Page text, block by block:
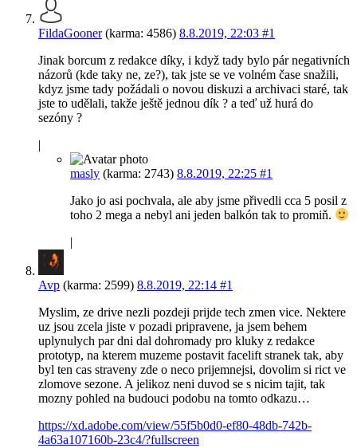
FildaGooner(karma: 4586) 8.8.2019, 22:03 #1
Jinak borcum z redakce díky, i když tady bylo pár negativních
názorů (kde taky ne, ze?), tak jste se ve volném čase snažili,
kdyz jsme tady požádali o novou diskuzi a archivaci staré, tak
jste to udělali, takže ještě jednou dík ? a teď už hurá do
sezóny ?
|
masly (karma: 2743) 8.8.2019, 22:25 #1
Jako jo asi pochvala, ale aby jsme přivedli cca 5 posil z
toho 2 mega a nebyl ani jeden balkón tak to promiň.
|
Avp (karma: 2599) 8.8.2019, 22:14 #1
Myslim, ze drive nezli pozdeji prijde tech zmen vice. Nektere
uz jsou zcela jiste v pozadi pripravene, ja jsem behem
uplynulych par dni dal dohromady pro kluky z redakce
prototyp, na kterem muzeme postavit facelift stranek tak, aby
byl ten cas straveny zde o neco prijemnejsi, dovolim si rict ve
zlomove sezone. A jelikoz neni duvod se s nicim tajit, tak
mozny pohled na budouci podobu na tomto odkazu…
https://xd.adobe.com/view/55f5b0d0-ef80-48db-742b-
4a63a107160b-23c4/?fullscreen